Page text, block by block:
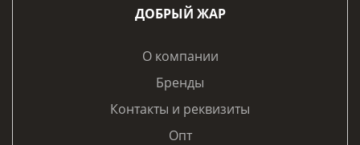
ДОБРЫЙ ЖАР
О компании
Бренды
Контакты и реквизиты
Опт